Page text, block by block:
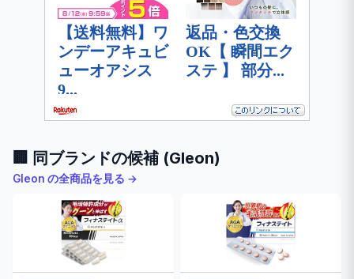
🏢 同ブランドの候補 (Gleon)
Gleon の全商品を見る →